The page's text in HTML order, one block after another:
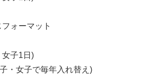
ォーマット
女子1日)
・女子で毎年入れ替え)